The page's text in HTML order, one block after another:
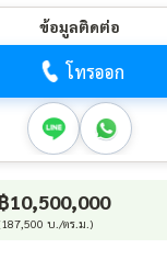
ข้อมูลติดต่อ
โทรออก
฿10,500,000
บ./ตร.ม.)